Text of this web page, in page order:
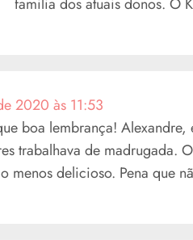
familia dos atuais donos. O
2020 às 11:53
boa lembrança!
trabalhava de madrugada.
menos delicioso. Pena que